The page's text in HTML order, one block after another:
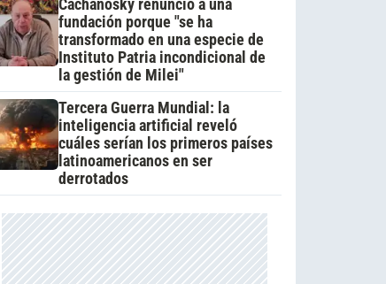
Cachanosky renunció a una
fundación porque "se ha
transformado en una especie de
Instituto Patria incondicional de
la gestión de Milei"
Tercera Guerra Mundial: la
inteligencia artificial reveló
cuáles serían los primeros países
latinoamericanos en ser
derrotados